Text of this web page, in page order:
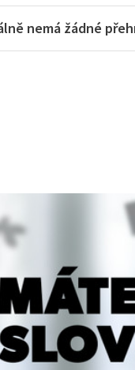
nemá žádné